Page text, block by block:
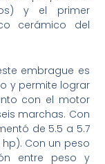
y el primer
cerámico del
embrague es
y permite lograr
con el motor
marchas. Con
de 5.5 a 5.7
Con un peso
entre peso y